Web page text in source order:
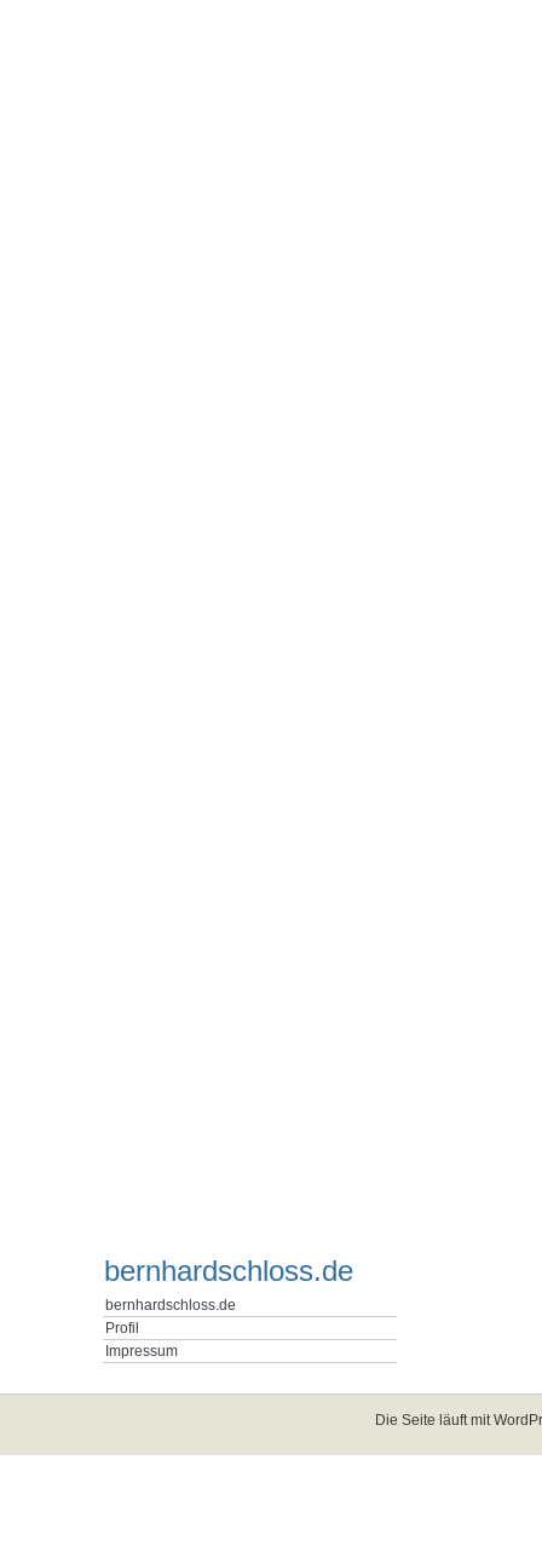
bernhardschloss.de
bernhardschloss.de
Profil
Impressum
Die Seite läuft mit